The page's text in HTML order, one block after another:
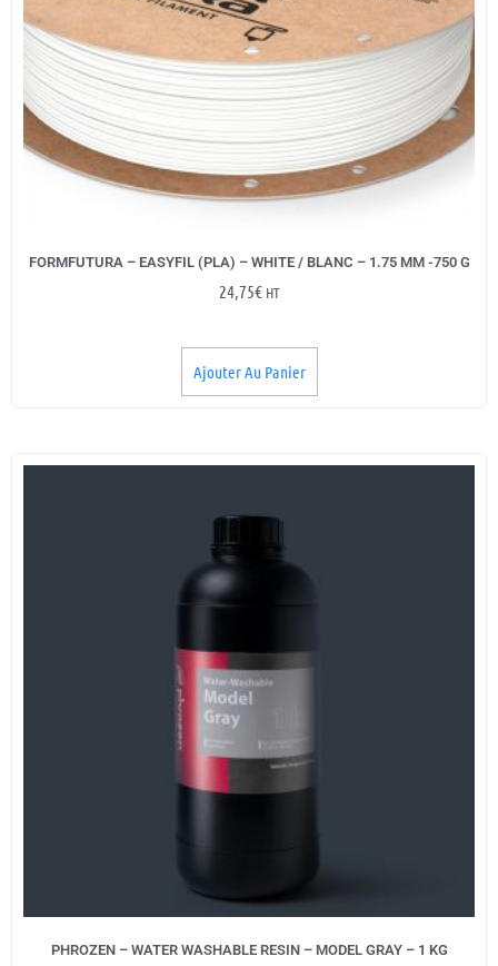
FORMFUTURA – EASYFIL (PLA) – WHITE / BLANC – 1.75 MM -750 G
24,75€ HT
Ajouter Au Panier
PHROZEN – WATER WASHABLE RESIN – MODEL GRAY – 1 KG